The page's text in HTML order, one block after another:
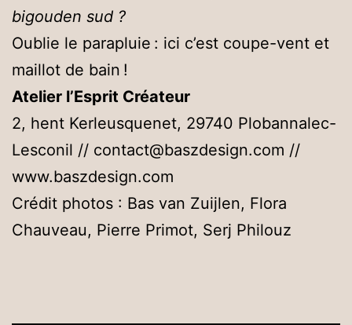
bigouden sud ?
Oublie le parapluie : ici c’est coupe-vent et
maillot de bain !
Atelier l’Esprit Créateur
2, hent Kerleusquenet, 29740 Plobannalec-
Lesconil // contact@baszdesign.com //
www.baszdesign.com
Crédit photos : Bas van Zuijlen, Flora
Chauveau, Pierre Primot, Serj Philouz